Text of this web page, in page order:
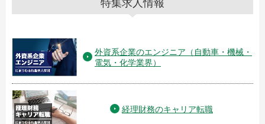
特集求人情報
外資系企業のエンジニア（自動車・機械・
電気・化学業界）
経理財務のキャリア転職